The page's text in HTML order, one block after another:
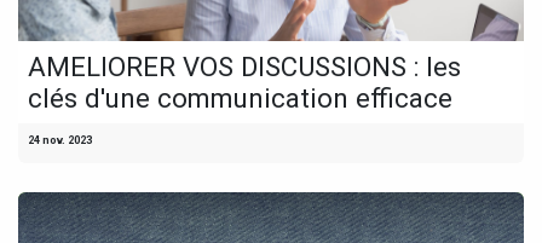
AMELIORER VOS DISCUSSIONS : les
clés d'une communication efficace
24 nov. 2023